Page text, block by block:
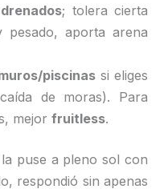
; tolera cierta
aporta arena
piscinassi eliges
de moras). Para
mejor fruitless.
puse a pleno sol con
respondió sin apenas